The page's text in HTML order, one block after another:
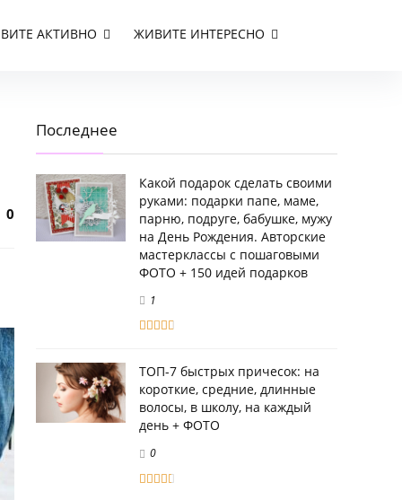
АКТИВНО ЖИВИТЕ ИНТЕРЕСНО
0
Последнее
Какой подарок сделать своими
руками: подарки папе, маме,
парню, подруге, бабушке, мужу
на День Рождения. Авторские
мастерклассы с пошаговыми
ФОТО + 150 идей подарков
1
ТОП-7 быстрых причесок: на
короткие, средние, длинные
волосы, в школу, на каждый
день + ФОТО
0